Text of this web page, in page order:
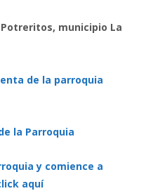
municipio La
de la parroquia
la Parroquia
y comience a
aquí